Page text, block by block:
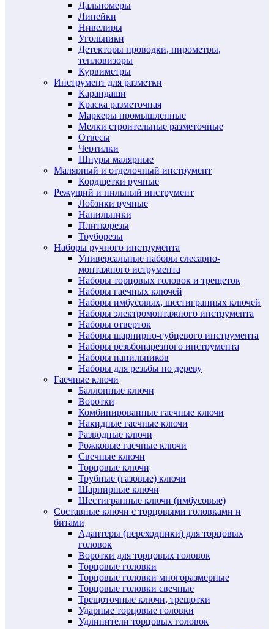
Дальномеры
Линейки
Нивелиры
Угольники
Детекторы проводки, пирометры,
тепловизоры
Курвиметры
Инструмент для разметки
Карандаши
Краска разметочная
Маркеры промышленные
Мелки строительные разметочные
Отвесы
Чертилки
Шнуры малярные
Малярный и отделочный инструмент
Кордщетки ручные
Режущий и пильный инструмент
Лобзики ручные
Напильники
Плиткорезы
Труборезы
Наборы ручного инструмента
Универсальные наборы слесарно-
монтажного иструмента
Наборы торцовых головок и трещеток
Наборы гаечных ключей
Наборы имбусовых, шестигранных ключей
Наборы электромонтажного инструмента
Наборы отверток
Наборы шарнирно-губцевого инструмента
Наборы резьбонарезного инструмента
Наборы напильников
Наборы для резьбы по дереву
Гаечные ключи
Баллонные ключи
Воротки
Комбинированные гаечные ключи
Накидные гаечные ключи
Разводные ключи
Рожковые гаечные ключи
Свечные ключи
Торцовые ключи
Трубные (газовые) ключи
Шарнирные ключи
Шестигранные ключи (имбусовые)
Составные ключи с торцовыми головками и
битами
Адаптеры (переходники) для торцовых
головок
Воротки для торцовых головок
Торцовые головки
Торцовые головки многоразмерные
Торцовые головки свечные
Трещоточные ключи, трещотки
Ударные торцовые головки
Удлинители торцовых головок